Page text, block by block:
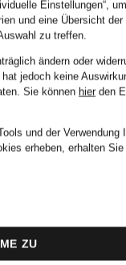
Strick-
Einstellungen“,
und eine Übersicht
zu treffen.
ändern oder
jedoch keine
Sie können hier den
und der Verwendung
erheben, erhalten
ZU